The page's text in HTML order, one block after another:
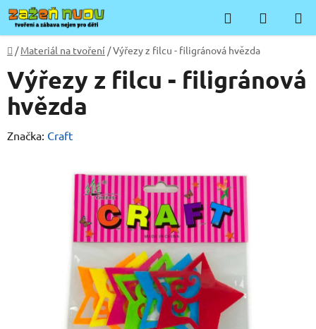
Přejít
na
obsah
Hledat
KOŠÍK
Domů
/ Materiál na tvoření /Výřezy z filcu - filigránová hvězda
Výřezy z filcu - filigránová
hvězda
Značka: Craft